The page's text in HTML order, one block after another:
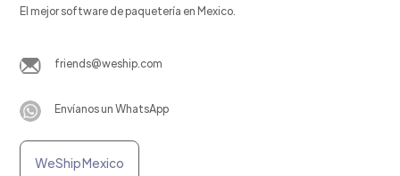
El mejor software de paquetería en Mexico.
friends@weship.com
Envíanos un WhatsApp
WeShip Mexico